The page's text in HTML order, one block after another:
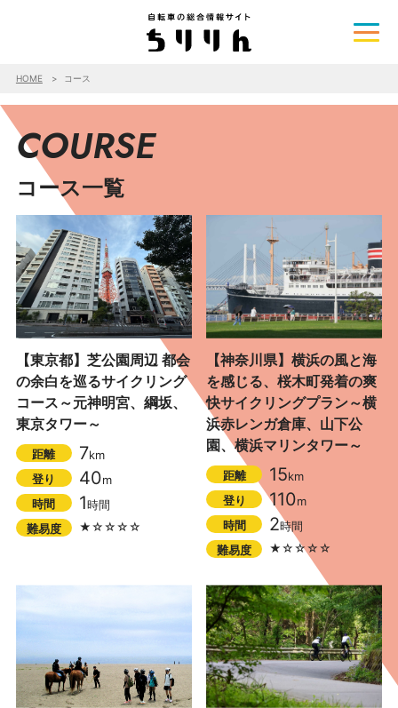
HOME コース
COURSE
コース一覧
【東京都】芝公園周辺 都会
の余白を巡るサイクリング
コース～元神明宮、綱坂、
東京タワー～
距離 7km
登り
40m
時間
1時間
難易度
★☆☆☆☆
【神奈川県】横浜の風と海
を感じる、桜木町発着の爽
快サイクリングプラン～横
浜赤レンガ倉庫、山下公
園、横浜マリンタワー～
距離 15km
登り
110m
時間
2時間
難易度
★☆☆☆☆